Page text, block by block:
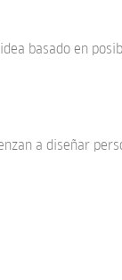
basado en
a diseñar